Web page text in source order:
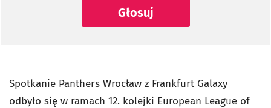
Głosuj
Spotkanie Panthers Wrocław z Frankfurt Galaxy
odbyło się w ramach 12. kolejki European League of